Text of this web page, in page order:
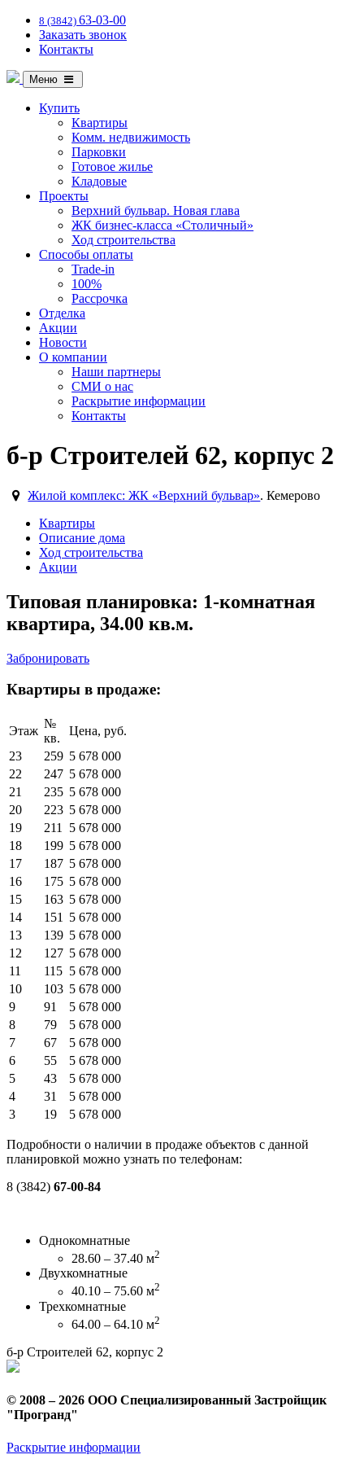
8 (3842) 63-03-00
Заказать звонок
Контакты
Меню
Купить
Квартиры
Комм. недвижимость
Парковки
Готовое жилье
Кладовые
Проекты
Верхний бульвар. Новая глава
ЖК бизнес-класса «Столичный»
Ход строительства
Способы оплаты
Trade-in
100%
Рассрочка
Отделка
Акции
Новости
О компании
Наши партнеры
СМИ о нас
Раскрытие информации
Контакты
б-р Строителей 62, корпус 2
Жилой комплекс: ЖК «Верхний бульвар». Кемерово
Квартиры
Описание дома
Ход строительства
Акции
Типовая планировка: 1-комнатная
квартира, 34.00 кв.м.
Забронировать
Квартиры в продаже:
Этаж
№
кв.
Цена, руб.
23
259 5 678 000
22
247 5 678 000
21
235 5 678 000
20
223 5 678 000
19
211
5 678 000
18
199 5 678 000
17
187 5 678 000
16
175 5 678 000
15
163 5 678 000
14
151
5 678 000
13
139 5 678 000
12
127 5 678 000
11
115 5 678 000
10
103 5 678 000
9
91
5 678 000
8
79
5 678 000
7
67
5 678 000
6
55
5 678 000
5
43
5 678 000
4
31
5 678 000
3
19 5 678 000
Подробности о наличии в продаже объектов с данной
планировкой можно узнать по телефонам:
8 (3842) 67-00-84
Однокомнатные
28.60 – 37.40 м2
Двухкомнатные
40.10 – 75.60 м2
Трехкомнатные
64.00 – 64.10 м2
б-р Строителей 62, корпус 2
© 2008 – 2026 ООО Специализированный Застройщик
"Програнд"
Раскрытие информации